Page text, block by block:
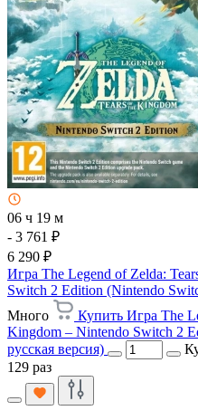
06 ч 19 м
- 3 761 ₽
6 290 ₽
Игра The Legend of Zelda:
Switch 2 Edition (Nintendo
Много
Купить Игра The
Kingdom – Nintendo Switch 2
русская версия)
129 раз